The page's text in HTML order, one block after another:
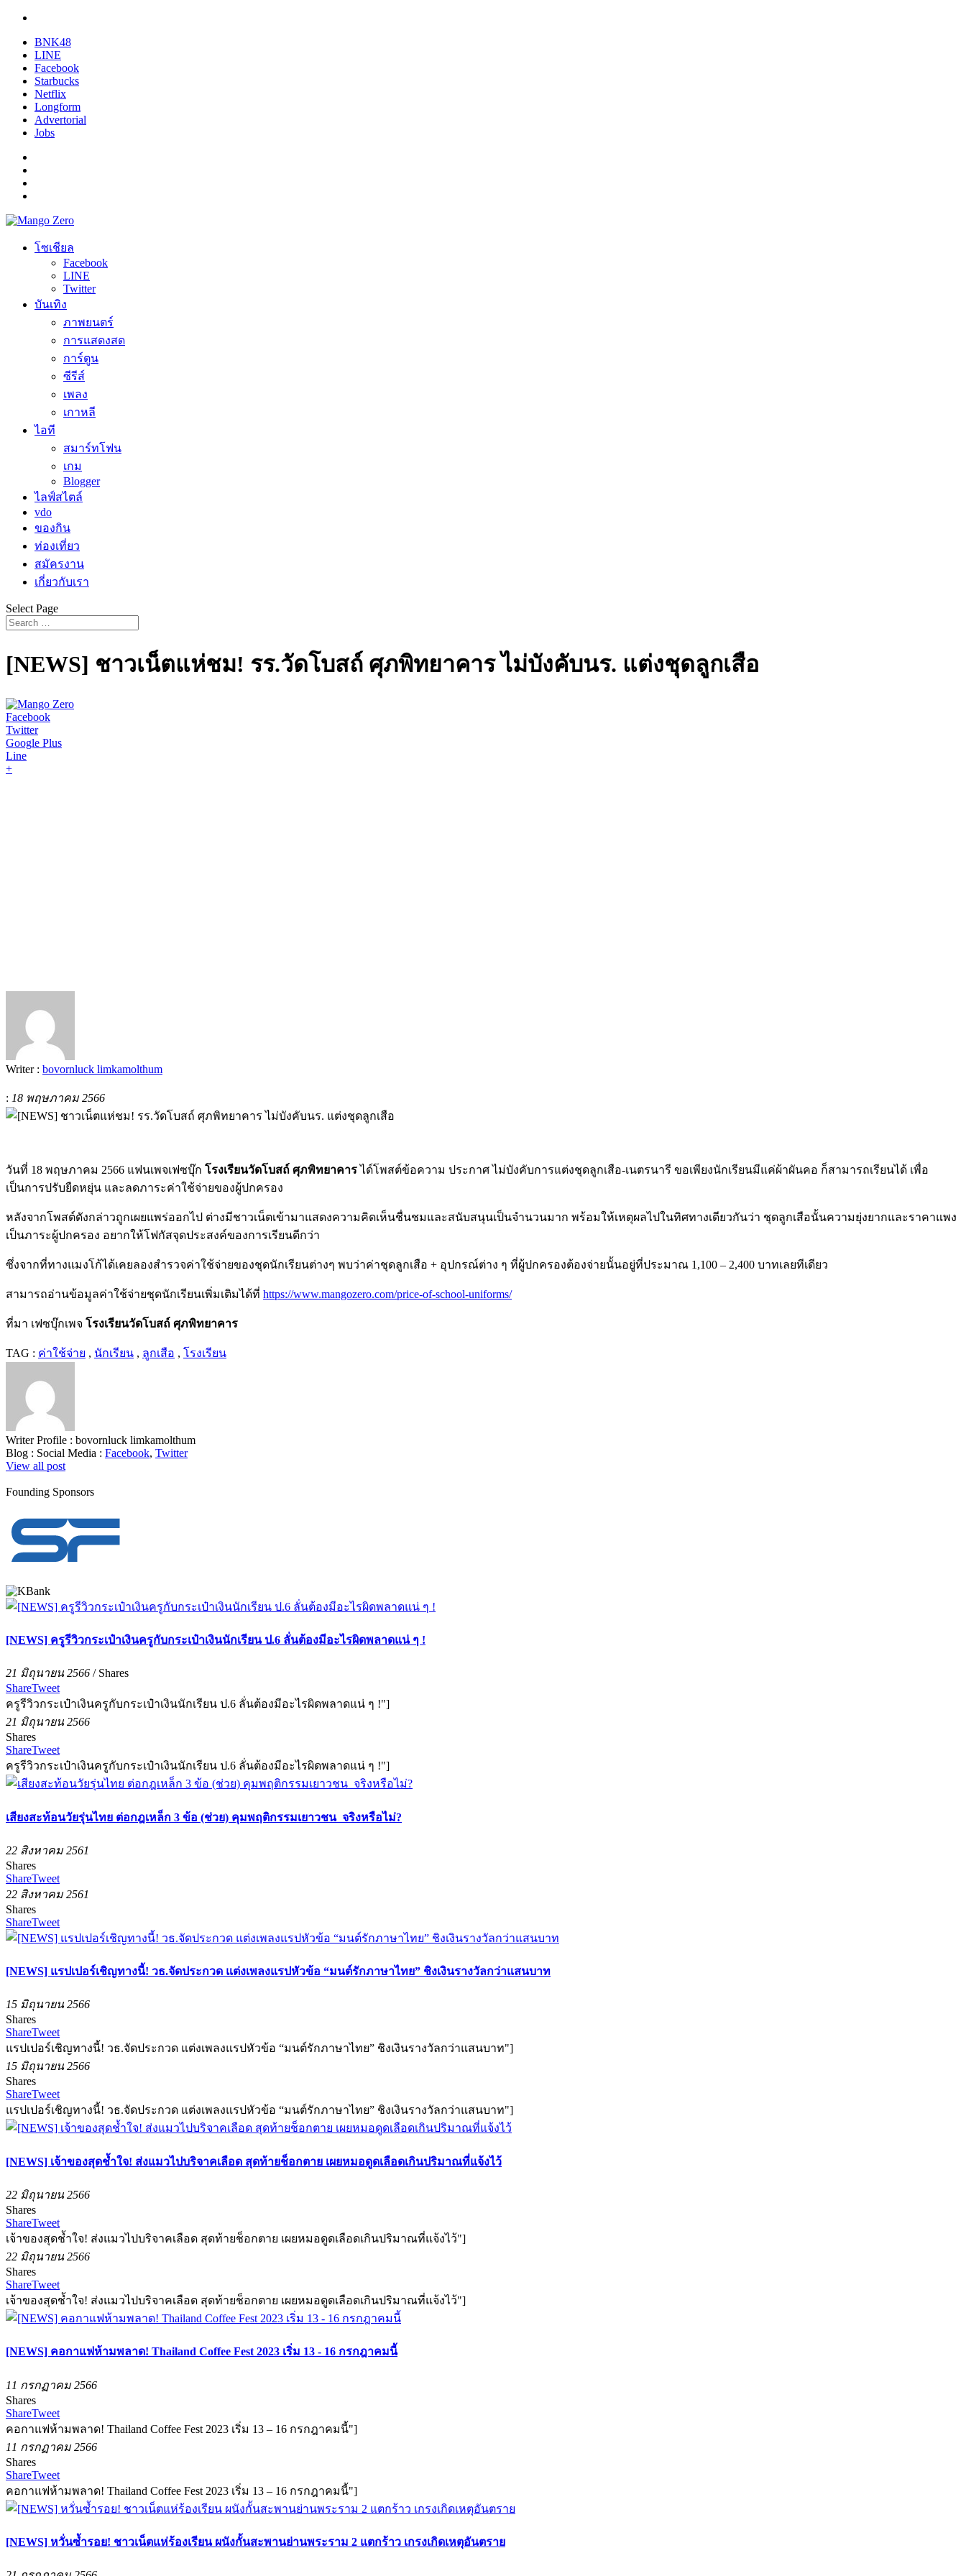
BNK48
LINE
Facebook
Starbucks
Netflix
Longform
Advertorial
Jobs
โซเชียล
Facebook
LINE
Twitter
บันเทิง
ภาพยนตร์
การแสดงสด
การ์ตูน
ซีรีส์
เพลง
เกาหลี
ไอที
สมาร์ทโฟน
เกม
Blogger
ไลฟ์สไตล์
vdo
ของกิน
ท่องเที่ยว
สมัครงาน
เกี่ยวกับเรา
Select Page
[NEWS] ชาวเน็ตแห่ชม! รร.วัดโบสถ์ ศุภพิทยาคาร ไม่บังคับนร. แต่งชุดลูกเสือ
Facebook
Twitter
Google Plus
Line
+
Writer : bovornluck limkamolthum
: 18 พฤษภาคม 2566
วันที่ 18 พฤษภาคม 2566 แฟนเพจเฟซบุ๊ก โรงเรียนวัดโบสถ์ ศุภพิทยาคารได์โพสต์ข้อความ ประกาศ ไม่บังคับการแต่งชุดลูกเสือ-เนตรนารี ขอเพียงนักเรียนมีแค่ผ้าผันคอ ก็สามารถเรียนได้ เพื่อ
เป็นการปรับยืดหยุ่น และลดภาระค่าใช้จ่ายของผู้ปกครอง
หลังจากโพสต์ดังกล่าวถูกเผยแพร่ออกไป ต่างมีชาวเน็ตเข้ามาแสดงความคิดเห็นชื่นชมและสนับสนุนเป็นจำนวนมาก พร้อมให้เหตุผลไปในทิศทางเดียวกันว่า ชุดลูกเสือนั้นความยุ่งยากและราคาแพง
เป็นภาระผู้ปกครอง อยากให้โฟกัสจุดประสงค์ของการเรียนดีกว่า
ซึ่งจากที่ทางแมงโก้ได้เคยลองสำรวจค่าใช้จ่ายของชุดนักเรียนต่างๆ พบว่าค่าชุดลูกเสือ + อุปกรณ์ต่าง ๆ ที่ผู้ปกครองต้องจ่ายนั้นอยู่ที่ประมาณ 1,100 – 2,400 บาทเลยทีเดียว
สามารถอ่านข้อมูลค่าใช้จ่ายชุดนักเรียนเพิ่มเติมได้ที่ https://www.mangozero.com/price-of-school-uniforms/
ที่มา เฟซบุ๊กเพจ โรงเรียนวัดโบสถ์ ศุภพิทยาคาร
TAG : ค่าใช้จ่าย , นักเรียน , ลูกเสือ , โรงเรียน
Writer Profile : bovornluck limkamolthum
Blog : Social Media : Facebook, Twitter
View all post
Founding Sponsors
[NEWS] ครูรีวิวกระเป๋าเงินครูกับกระเป๋าเงินนักเรียน ป.6 ลั่นต้องมีอะไรผิดพลาดแน่ ๆ !
21 มิถุนายน 2566 / Shares
ShareTweet
ครูรีวิวกระเป๋าเงินครูกับกระเป๋าเงินนักเรียน ป.6 ลั่นต้องมีอะไรผิดพลาดแน่ ๆ !"]
21 มิถุนายน 2566
Shares
ShareTweet
ครูรีวิวกระเป๋าเงินครูกับกระเป๋าเงินนักเรียน ป.6 ลั่นต้องมีอะไรผิดพลาดแน่ ๆ !"]
เสียงสะท้อนวัยรุ่นไทย ต่อกฎเหล็ก 3 ข้อ (ช่วย) คุมพฤติกรรมเยาวชน จริงหรือไม่?
22 สิงหาคม 2561
Shares
ShareTweet
22 สิงหาคม 2561
Shares
ShareTweet
[NEWS] แรปเปอร์เชิญทางนี้! วธ.จัดประกวด แต่งเพลงแรปหัวข้อ “มนต์รักภาษาไทย” ชิงเงินรางวัลกว่าแสนบาท
15 มิถุนายน 2566
Shares
ShareTweet
แรปเปอร์เชิญทางนี้! วธ.จัดประกวด แต่งเพลงแรปหัวข้อ “มนต์รักภาษาไทย” ชิงเงินรางวัลกว่าแสนบาท"]
15 มิถุนายน 2566
Shares
ShareTweet
แรปเปอร์เชิญทางนี้! วธ.จัดประกวด แต่งเพลงแรปหัวข้อ “มนต์รักภาษาไทย” ชิงเงินรางวัลกว่าแสนบาท"]
[NEWS] เจ้าของสุดช้ำใจ! ส่งแมวไปบริจาคเลือด สุดท้ายช็อกตาย เผยหมอดูดเลือดเกินปริมาณที่แจ้งไว้
22 มิถุนายน 2566
Shares
ShareTweet
เจ้าของสุดช้ำใจ! ส่งแมวไปบริจาคเลือด สุดท้ายช็อกตาย เผยหมอดูดเลือดเกินปริมาณที่แจ้งไว้"]
22 มิถุนายน 2566
Shares
ShareTweet
เจ้าของสุดช้ำใจ! ส่งแมวไปบริจาคเลือด สุดท้ายช็อกตาย เผยหมอดูดเลือดเกินปริมาณที่แจ้งไว้"]
[NEWS] คอกาแฟห้ามพลาด! Thailand Coffee Fest 2023 เริ่ม 13 - 16 กรกฎาคมนี้
11 กรกฏาคม 2566
Shares
ShareTweet
คอกาแฟห้ามพลาด! Thailand Coffee Fest 2023 เริ่ม 13 – 16 กรกฎาคมนี้"]
11 กรกฏาคม 2566
Shares
ShareTweet
คอกาแฟห้ามพลาด! Thailand Coffee Fest 2023 เริ่ม 13 – 16 กรกฎาคมนี้"]
[NEWS] หวั่นซ้ำรอย! ชาวเน็ตแห่ร้องเรียน ผนังกั้นสะพานย่านพระราม 2 แตกร้าว เกรงเกิดเหตุอันตราย